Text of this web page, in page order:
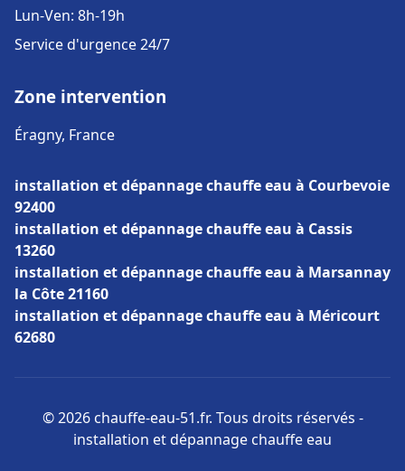
Lun-Ven: 8h-19h
Service d'urgence 24/7
Zone intervention
Éragny, France
installation et dépannage chauffe eau à Courbevoie
92400
installation et dépannage chauffe eau à Cassis
13260
installation et dépannage chauffe eau à Marsannay
la Côte 21160
installation et dépannage chauffe eau à Méricourt
62680
© 2026 chauffe-eau-51.fr. Tous droits réservés -
installation et dépannage chauffe eau